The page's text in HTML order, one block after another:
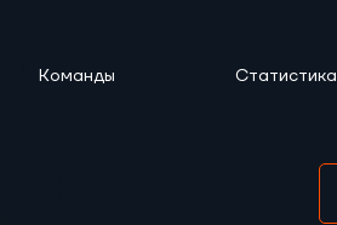
Команды Статистика